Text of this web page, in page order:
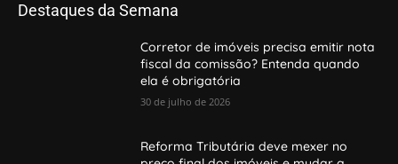
Destaques da Semana
Corretor de imóveis precisa emitir nota
fiscal da comissão? Entenda quando
ela é obrigatória
30 de julho de 2026
Reforma Tributária deve mexer no